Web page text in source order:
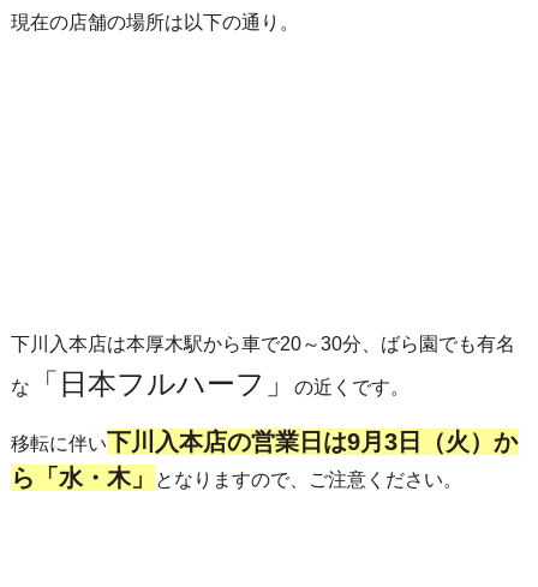
現在の店舗の場所は以下の通り。
下川入本店は本厚木駅から車で20～30分、ばら園でも有名
な 「日本フルハーフ」 の近く です。
移転に伴い下川入本店の営業日は9月3日（火）か
ら「水・木」
となりますので、ご注意ください。